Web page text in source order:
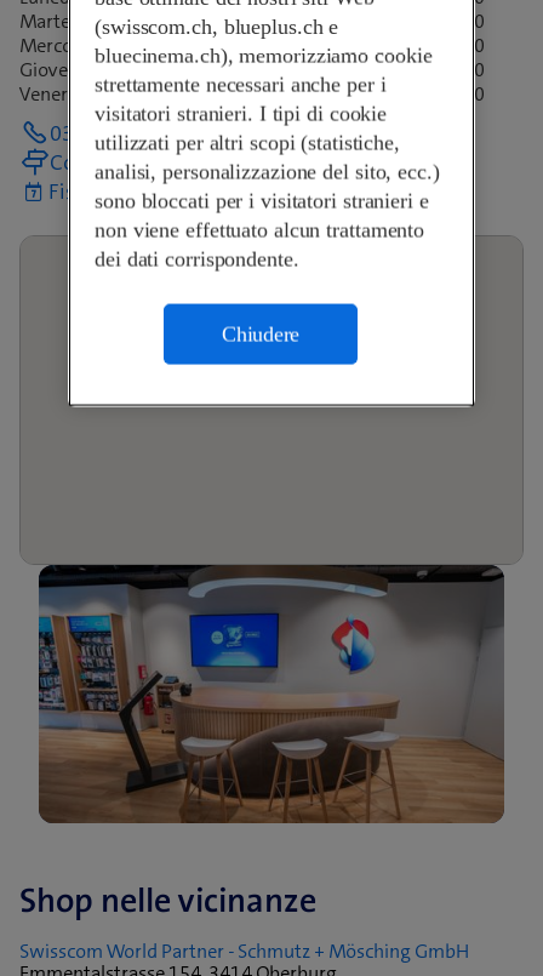
Martedì
09:00-18:30
Mercoledì
09:00-18:30
Giovedì
09:00-18:30
Venerdì
09:00-18:30
034 422 01 15
Come arrivare
Fissa un appuntamento
Shop nelle vicinanze
Swisscom World Partner - Schmutz + Mösching GmbH
(swisscom.ch, blueplus.ch e
bluecinema.ch), memorizziamo cookie
strettamente necessari anche per i
visitatori stranieri. I tipi di cookie
utilizzati per altri scopi (statistiche,
analisi, personalizzazione del sito, ecc.)
sono bloccati per i visitatori stranieri e
non viene effettuato alcun trattamento
dei dati corrispondente.
Chiudere